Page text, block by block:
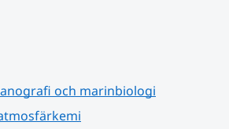
och marinbiologi